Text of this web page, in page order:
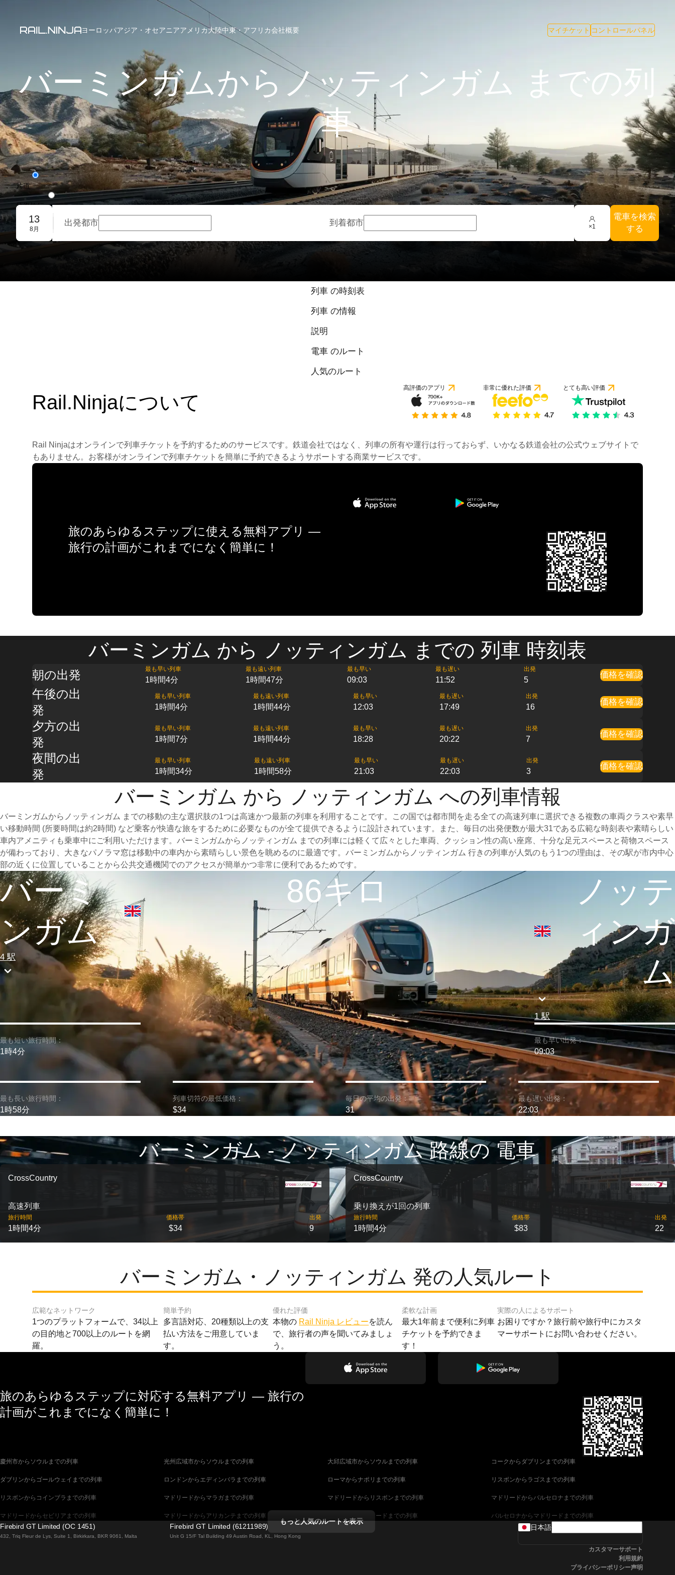
ヨーロッパアジア・オセアニアアメリカ大陸中東・アフリカ会社概要 マイチケット コントロールパネル
バーミンガムからノッティンガム までの列
車
片道
往復旅行
団体予約
13
8月
出発都市 到着都市 ×1
電車を検索
する
列車 の時刻表
列車 の情報
説明
電車 のルート
人気のルート
Rail.Ninjaについて
高評価のアプリ 非常に優れた評価 とても高い評価
Rail Ninjaはオンラインで列車チケットを予約するためのサービスです。鉄道会社ではなく、列車の所有や運行は行っておらず、いかなる鉄道会社の公式ウェブサイトで
もありません。お客様がオンラインで列車チケットを簡単に予約できるようサポートする商業サービスです。
旅のあらゆるステップに使える無料アプリ —
旅行の計画がこれまでになく簡単に！
バーミンガム から ノッティンガム までの 列車 時刻表
朝の出発 最も早い列車
1時間4分
最も遠い列車
1時間47分
最も早い
09:03
最も遅い
11:52
出発
5
価格を確認
午後の出
発
最も早い列車
1時間4分
最も遠い列車
1時間44分
最も早い
12:03
最も遅い
17:49
出発
16
価格を確認
夕方の出
発
最も早い列車
1時間7分
最も遠い列車
1時間44分
最も早い
18:28
最も遅い
20:22
出発
7
価格を確認
夜間の出
発
最も早い列車
1時間34分
最も遠い列車
1時間58分
最も早い
21:03
最も遅い
22:03
出発
3
価格を確認
バーミンガム から ノッティンガム への列車情報
バーミンガムからノッティンガム までの移動の主な選択肢の1つは高速かつ最新の列車を利用することです。この国では都市間を走る全ての高速列車に選択できる複数の車両クラスや素早
い移動時間 (所要時間は約2時間) など乗客が快適な旅をするために必要なものが全て提供できるように設計されています。また、毎日の出発便数が最大31である広範な時刻表や素晴らしい
車内アメニティも乗車中にご利用いただけます。バーミンガムからノッティンガム までの列車には軽くて広々とした車両、クッション性の高い座席、十分な足元スペースと荷物スペース
が備わっており、大きなパノラマ窓は移動中の車内から素晴らしい景色を眺めるのに最適です。バーミンガムからノッティンガム 行きの列車が人気のもう1つの理由は、その駅が市内中心
部の近くに位置していることから公共交通機関でのアクセスが簡単かつ非常に便利であるためです。
バーミ
ンガム
4 駅
86キロ
ノッテ
ィンガ
ム
1 駅
最も短い旅行時間：
1時4分
最も早い出発：
09:03
最も長い旅行時間：
1時58分
列車切符の最低価格：
$34
毎日の平均の出発：
31
最も遅い出発：
22:03
バーミンガム - ノッティンガム 路線の 電車
CrossCountry
高速列車
旅行時間
1時間4分
価格帯
$34
出発
9
CrossCountry
乗り換えが1回の列車
旅行時間
1時間4分
価格帯
$83
出発
22
バーミンガム・ノッティンガム 発の人気ルート
広範なネットワーク
1つのプラットフォームで、34以上
の目的地と700以上のルートを網
羅。
簡単予約
多言語対応、20種類以上の支
払い方法をご用意していま
す。
優れた評価
本物の Rail Ninja レビューを読ん
で、旅行者の声を聞いてみましょ
う。
柔軟な計画
最大1年前まで便利に列車
チケットを予約できま
す！
実際の人によるサポート
お困りですか？旅行前や旅行中にカスタ
マーサポートにお問い合わせください。
旅のあらゆるステップに対応する無料アプリ — 旅行の
計画がこれまでになく簡単に！
慶州市からソウルまでの列車 光州広域市からソウルまでの列車 大邱広域市からソウルまでの列車 コークからダブリンまでの列車
ダブリンからゴールウェイまでの列車 ロンドンからエディンバラまでの列車 ローマからナポリまでの列車 リスボンからラゴスまでの列車
リスボンからコインブラまでの列車 マドリードからマラガまでの列車 マドリードからリスボンまでの列車 マドリードからバルセロナまでの列車
マドリードからセビリアまでの列車 マドリードからアリカンテまでの列車 マラガからマドリードまでの列車 バルセロナからマドリードまでの列車
バルセロナからセビリアまでの列車 バルセロナからマラガまでの列車 ヴェネツィアからローマまでの列車
ウィーンからザルツブルクまでの列車
アリカンテからマドリードまでの列車
もっと人気のルートを表示
Firebird GT Limited (OC 1451)
432, Triq Fleur de Lys, Suite 1, Birkirkara, BKR 9061, Malta
Firebird GT Limited (61211989)
Unit G 15/F Tal Building 49 Austin Road, KL, Hong Kong
日本語
カスタマーサポート
利用規約
プライバシーポリシー声明